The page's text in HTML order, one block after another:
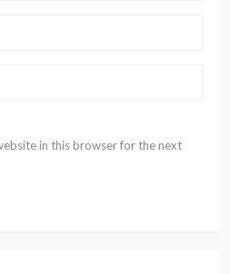
in this browser for the next